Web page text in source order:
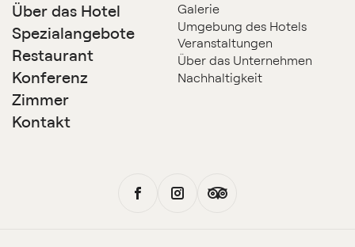
Über das Hotel
Spezialangebote
Restaurant
Konferenz
Zimmer
Kontakt
Galerie
Umgebung des Hotels
Veranstaltungen
Über das Unternehmen
Nachhaltigkeit